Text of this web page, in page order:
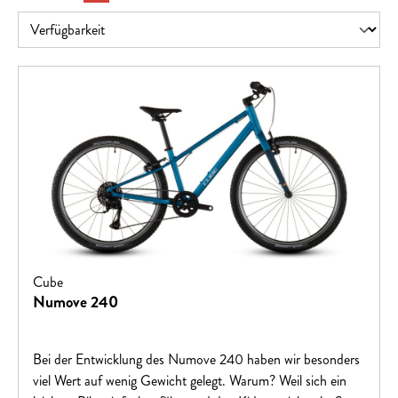
Cube
Numove 240
Bei der Entwicklung des Numove 240 haben wir besonders
viel Wert auf wenig Gewicht gelegt. Warum? Weil sich ein